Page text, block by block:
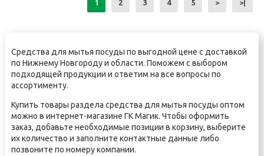
1 2 3 4 5 > >|
Средства для мытья посуды по выгодной цене с доставкой
по Нижнему Новгороду и области. Поможем с выбором
подходящей продукции и ответим на все вопросы по
ассортименту.
Купить товары раздела средства для мытья посуды оптом
можно в интернет-магазине ГК Магик. Чтобы оформить
заказ, добавьте необходимые позиции в корзину, выберите
их количество и заполните контактные данные либо
позвоните по номеру компании.